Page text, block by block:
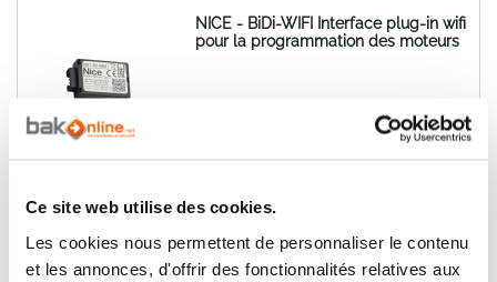
Ce site web utilise des cookies.
Les cookies nous permettent de personnaliser le contenu
et les annonces, d'offrir des fonctionnalités relatives aux
NICE - BiDi-WIFI Interface plug-in wifi
pour la programmation des moteurs
48,95 € Ajouter au panier
récepteur radio Nice Bidi-Shutter